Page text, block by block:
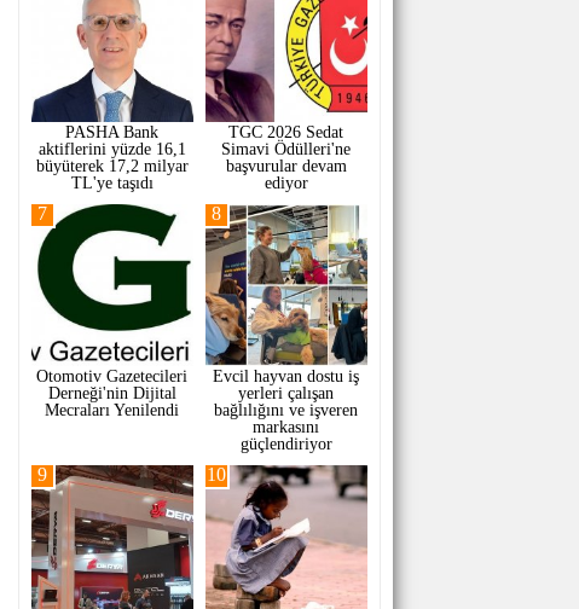
PASHA Bank
aktiflerini yüzde 16,1
büyüterek 17,2 milyar
TL'ye taşıdı
TGC 2026 Sedat
Simavi Ödülleri'ne
başvurular devam
ediyor
Otomotiv Gazetecileri
Derneği'nin Dijital
Mecraları Yenilendi
7
Evcil hayvan dostu iş
yerleri çalışan
bağlılığını ve işveren
markasını
güçlendiriyor
8
9 10